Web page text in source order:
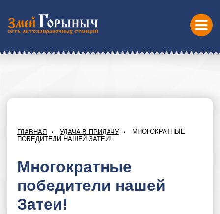
ГЛАВНАЯ УДАЧА В ПРИДАЧУ
МНОГОКРАТНЫЕ
ПОБЕДИТЕЛИ НАШЕЙ ЗАТЕИ!
Многократные
победители нашей
Затеи!